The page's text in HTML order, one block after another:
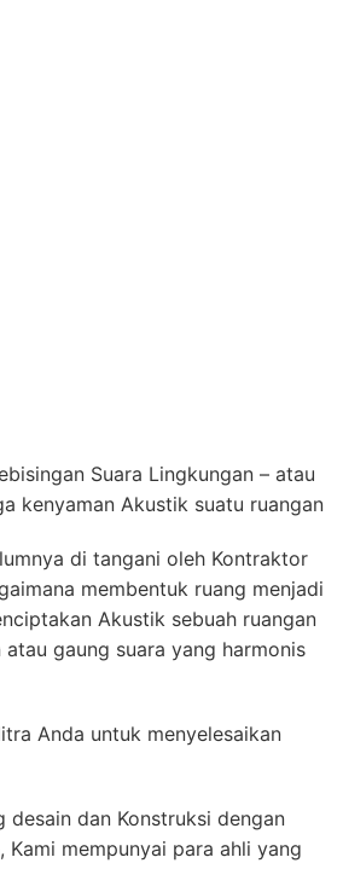
Suara Lingkungan – atau
kenyaman Akustik suatu ruangan
di tangani oleh Kontraktor
membentuk ruang menjadi
Akustik sebuah ruangan
gaung suara yang harmonis
Anda untuk menyelesaikan
desain dan Konstruksi dengan
Kami mempunyai para ahli yang